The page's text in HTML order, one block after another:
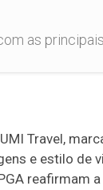
as
Travel,
e estilo de
reafirmam